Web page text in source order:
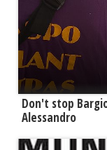
Don't stop
Alessandro